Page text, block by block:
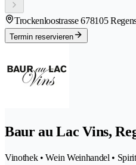
Trockenloostrasse 678105
Termin reservieren
Baur au Lac Vins,
Vinothek • Wein Weinhandel •